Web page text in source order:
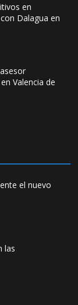
en
Dalagua en
Valencia de
el nuevo
las